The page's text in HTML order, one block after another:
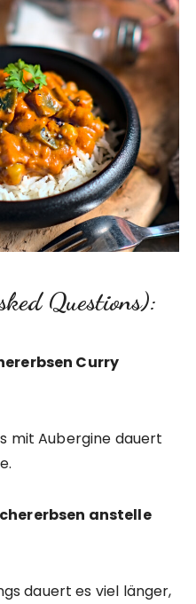
Questions):
Curry
mit Aubergine dauert
anstelle
dauert es viel länger,